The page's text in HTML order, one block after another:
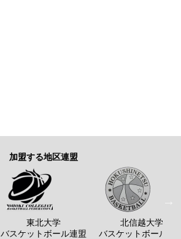
加盟する地区連盟
東北大学
バスケットボール連盟
北信越大学
バスケットボール連